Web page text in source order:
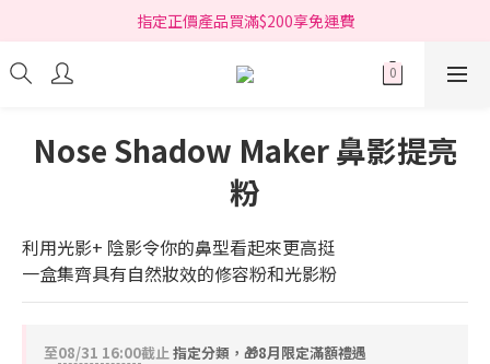
指定正價產品買滿$200享免運費
指定正價產品買滿$200享免運費
Free delivery on net purchase over HK$200 (*selected items)
Nose Shadow Maker 鼻影提亮
粉
利用光影+ 陰影令你的鼻型看起來更高挺
一盒集齊具有自然妝效的修容粉和光影粉
至08/31 16:00截止指定分類，🎁8月限定滿額禮遇